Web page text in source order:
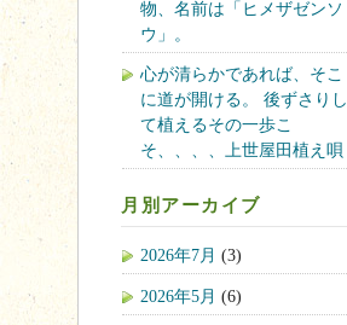
物、名前は「ヒメザゼンソ
ウ」。
心が清らかであれば、そこ
に道が開ける。 後ずさりし
て植えるその一歩こ
そ、、、、上世屋田植え唄
月別アーカイブ
2026年7月 (3)
2026年5月 (6)